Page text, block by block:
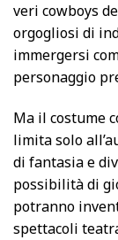
veri cowboys
orgogliosi di
immergersi
personaggio
Ma il costume
limita solo
di fantasia e
possibilità di
potranno
spettacoli